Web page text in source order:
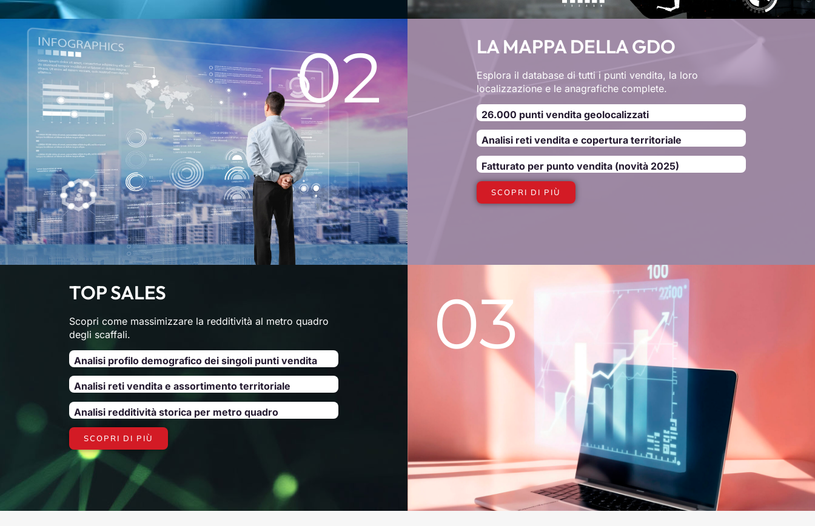
02 LA MAPPA DELLA GDO
Esplora il database di tutti i punti vendita, la loro
localizzazione e le anagrafiche complete.
26.000 punti vendita geolocalizzati
Analisi reti vendita e copertura territoriale
Fatturato per punto vendita (novità 2025)
SCOPRI DI PIÙ
TOP SALES
Scopri come massimizzare la redditività al metro quadro
degli scaffali.
Analisi profilo demografico dei singoli punti vendita
Analisi reti vendita e assortimento territoriale
Analisi redditività storica per metro quadro
SCOPRI DI PIÙ
03